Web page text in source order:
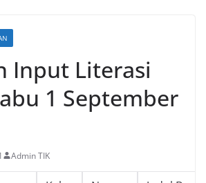
Input Literasi
1 September
Admin TIK